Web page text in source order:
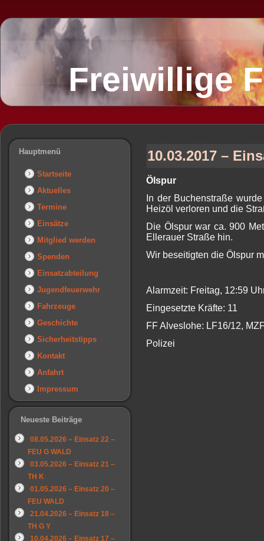
Freiwillige
Hauptmenü
Startseite
Aktuelles
Termine
Einsätze
Mitglied werden
Spenden
Einsatzabteilung
Jugendfeuerwehr
Fahrzeuge
Geschichte
Sicherheitstipps
Kontakt
Anfahrt
Impressum
Neueste Beiträge
08.05.2026 – Einsatz 22 –
FEU G WALD
03.05.2026 – Einsatz 21 –
TH K
01.05.2026 – Einsatz 20 –
FEU WALD
21.04.2026 – Einsatz 18 –
TH G Y
10.04.2026 – Einsatz 17 –
10.03.2017 –
Ölspur
In der Buchenstraße
Heizöl verloren und die
Die Ölspur war ca. 900
Ellerauer Straße hin.
Wir beseitigten die Ölspur
Alarmzeit: Freitag, 12:59
Eingesetzte Kräfte: 11
FF Alveslohe: LF16/12,
Polizei